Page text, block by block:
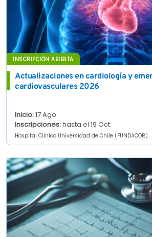
INSCRIPCIÓN ABIERTA
Actualizaciones en cardiología y
cardiovasculares 2026
Inicio:17 Ago
Inscripciones:hasta el 19 Oct
Hospital Clínico Universidad de Chile (FUNDACOR)